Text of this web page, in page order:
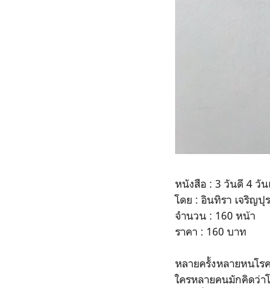
หนังสือ : 3 วันดี 4 วัน
โดย : อินทิรา เจริญปุ
จำนวน : 160 หน้า
ราคา : 160 บาท
หลายครั้งหลายหนโร
ใครหลายคนมักคิดว่า